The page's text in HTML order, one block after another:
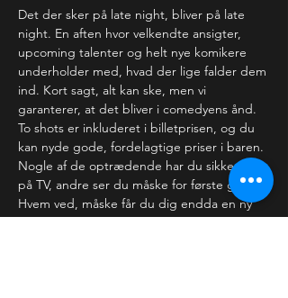
Det der sker på late night, bliver på late
night. En aften hvor velkendte ansigter,
upcoming talenter og helt nye komikere
underholder med, hvad der lige falder dem
ind. Kort sagt, alt kan ske, men vi
garanterer, at det bliver i comedyens ånd.
To shots er inkluderet i billetprisen, og du
kan nyde gode, fordelagtige priser i baren.
Nogle af de optrædende har du sikkert set
på TV, andre ser du måske for første gang.
Hvem ved, måske får du dig endda en ny
yndlingskomiker. Uanset hvad, er der intet